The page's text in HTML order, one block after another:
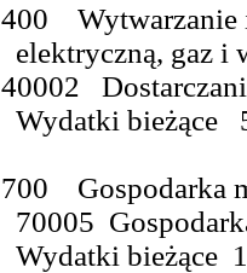
400 Wytwarzanie
elektryczną, gaz
40002
Wydatki bieżące
700 Gospodarka
70005
Wydatki bieżące